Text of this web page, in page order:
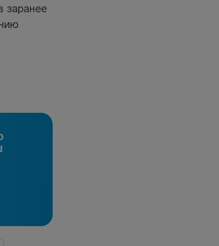
заранее